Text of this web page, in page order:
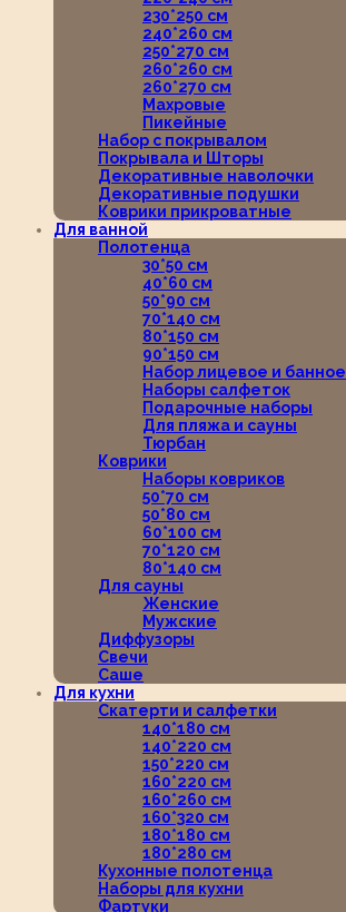
230*250 см
240*260 см
250*270 см
260*260 см
260*270 см
Махровые
Пикейные
Набор с покрывалом
Покрывала и Шторы
Декоративные наволочки
Декоративные подушки
Коврики прикроватные
Для ванной
Полотенца
30*50 см
40*60 см
50*90 см
70*140 см
80*150 см
90*150 см
Набор лицевое и банное
Наборы салфеток
Подарочные наборы
Для пляжа и сауны
Тюрбан
Коврики
Наборы ковриков
50*70 см
50*80 см
60*100 см
70*120 см
80*140 см
Для сауны
Женские
Мужские
Диффузоры
Свечи
Саше
Для кухни
Скатерти и салфетки
140*180 см
140*220 см
150*220 см
160*220 см
160*260 см
160*320 см
180*180 см
180*280 см
Кухонные полотенца
Наборы для кухни
Фартуки